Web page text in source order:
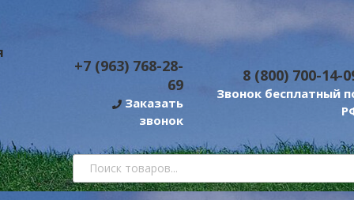
+7 (963) 768-28-
69
Заказать
звонок
8 (800) 700-14-
Звонок бесплатный